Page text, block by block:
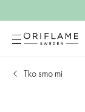
Tko smo mi